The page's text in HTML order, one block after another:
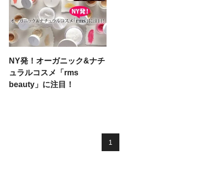
NY発！オーガニック&ナチ
ュラルコスメ「rms
beauty」に注目！
1